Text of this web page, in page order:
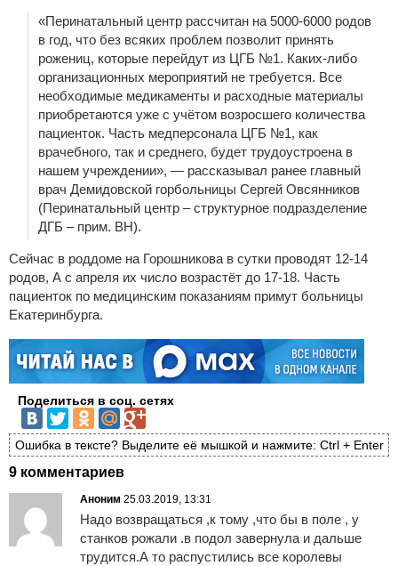
«Перинатальный центр рассчитан на 5000-6000 родов
в год, что без всяких проблем позволит принять
рожениц, которые перейдут из ЦГБ №1. Каких-либо
организационных мероприятий не требуется. Все
необходимые медикаменты и расходные материалы
приобретаются уже с учётом возросшего количества
пациенток. Часть медперсонала ЦГБ №1, как
врачебного, так и среднего, будет трудоустроена в
нашем учреждении», — рассказывал ранее главный
врач Демидовской горбольницы Сергей Овсянников
(Перинатальный центр – структурное подразделение
ДГБ – прим. ВН).
Сейчас в роддоме на Горошникова в сутки проводят 12-14
родов, А с апреля их число возрастёт до 17-18. Часть
пациенток по медицинским показаниям примут больницы
Екатеринбурга.
Поделиться в соц. сетях
Ошибка в тексте? Выделите её мышкой и нажмите: Ctrl + Enter
9 комментариев
Аноним 25.03.2019, 13:31
Надо возвращаться ,к тому ,что бы в поле , у
станков рожали .в подол завернула и дальше
трудится.А то распустились все королевы